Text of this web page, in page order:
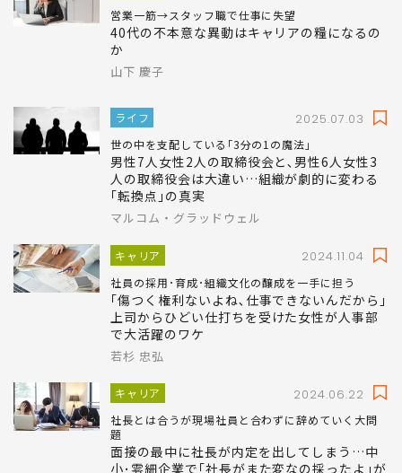
営業一筋→スタッフ職で仕事に失望
40代の不本意な異動はキャリアの糧になるの
か
山下 慶子
ライフ 2025.07.03
世の中を支配している｢3分の1の魔法｣
男性7人女性2人の取締役会と､男性6人女性3
人の取締役会は大違い…組織が劇的に変わる
｢転換点｣の真実
マルコム・グラッドウェル
キャリア 2024.11.04
社員の採用･育成･組織文化の醸成を一手に担う
｢傷つく権利ないよね､仕事できないんだから｣
上司からひどい仕打ちを受けた女性が人事部
で大活躍のワケ
若杉 忠弘
キャリア 2024.06.22
社長とは合うが現場社員と合わずに辞めていく大問
題
面接の最中に社長が内定を出してしまう…中
小･零細企業で｢社長がまた変なの採ったよ｣が